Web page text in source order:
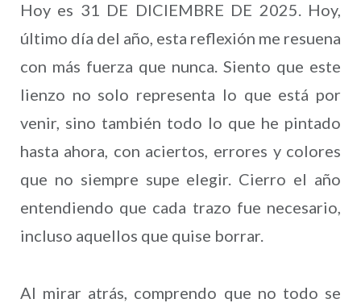
Hoy es 31 DE DICIEMBRE DE 2025. Hoy,
último día del año, esta reflexión me resuena
con más fuerza que nunca. Siento que este
lienzo no solo representa lo que está por
venir, sino también todo lo que he pintado
hasta ahora, con aciertos, errores y colores
que no siempre supe elegir. Cierro el año
entendiendo que cada trazo fue necesario,
incluso aquellos que quise borrar.
Al mirar atrás, comprendo que no todo se